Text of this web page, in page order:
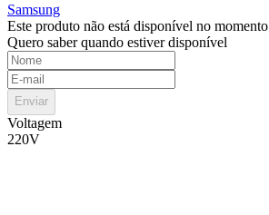
Samsung
Este produto não está disponível no momento
Quero saber quando estiver disponível
Enviar
Voltagem
220V